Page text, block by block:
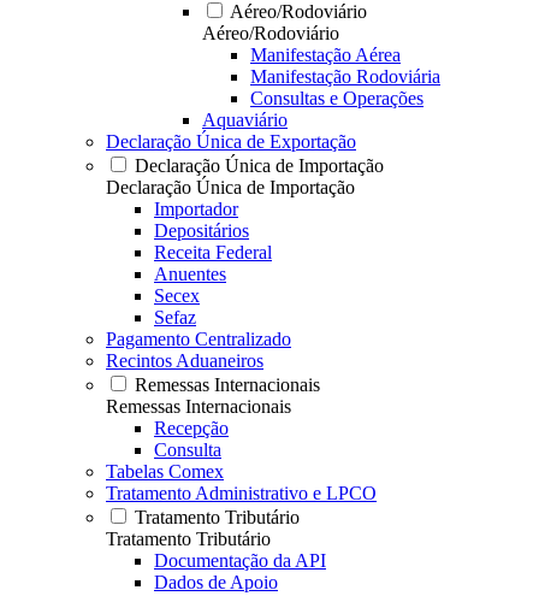
Aéreo/Rodoviário
Aéreo/Rodoviário
Manifestação Aérea
Manifestação Rodoviária
Consultas e Operações
Aquaviário
Declaração Única de Exportação
Declaração Única de Importação
Declaração Única de Importação
Importador
Depositários
Receita Federal
Anuentes
Secex
Sefaz
Pagamento Centralizado
Recintos Aduaneiros
Remessas Internacionais
Remessas Internacionais
Recepção
Consulta
Tabelas Comex
Tratamento Administrativo e LPCO
Tratamento Tributário
Tratamento Tributário
Documentação da API
Dados de Apoio